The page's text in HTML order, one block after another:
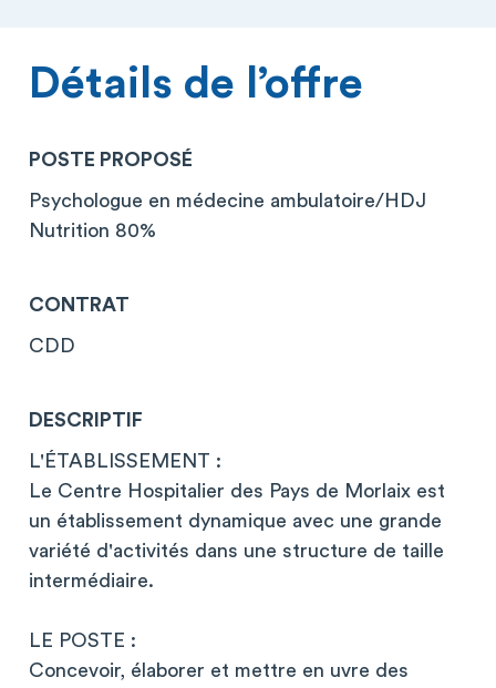
Détails de l’offre
POSTE PROPOSÉ
Psychologue en médecine ambulatoire/HDJ
Nutrition 80%
CONTRAT
CDD
DESCRIPTIF
L'ÉTABLISSEMENT :
Le Centre Hospitalier des Pays de Morlaix est
un établissement dynamique avec une grande
variété d'activités dans une structure de taille
intermédiaire.
LE POSTE :
Concevoir, élaborer et mettre en uvre des